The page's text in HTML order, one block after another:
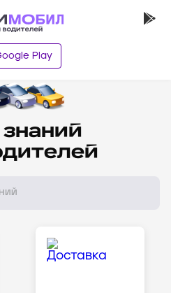
Play
знаний